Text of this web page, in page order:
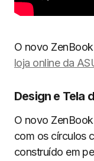
O novo
loja online da
Design e Tela
O novo
com os círculos
construído em